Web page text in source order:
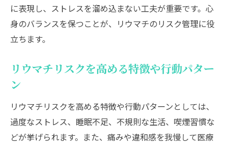
に表現し、ストレスを溜め込まない工夫が重要です。心
身のバランスを保つことが、リウマチのリスク管理に役
立ちます。
リウマチリスクを高める特徴や行動パター
ン
リウマチリスクを高める特徴や行動パターンとしては、
過度なストレス、睡眠不足、不規則な生活、喫煙習慣な
どが挙げられます。また、痛みや違和感を我慢して医療